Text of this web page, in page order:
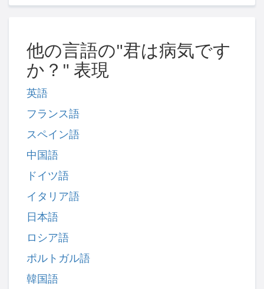
他の言語の"君は病気です
か？" 表現
英語
フランス語
スペイン語
中国語
ドイツ語
イタリア語
日本語
ロシア語
ポルトガル語
韓国語